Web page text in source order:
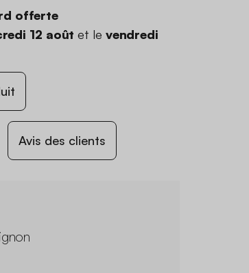
offerte
12 août et le vendredi
Avis des clients